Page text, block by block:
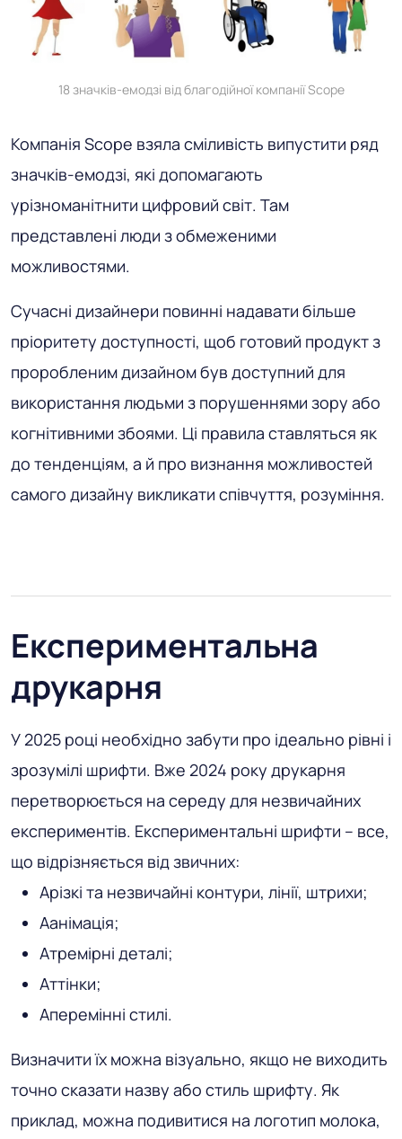
18 значків-емодзі від благодійної компанії Scope
Компанія Scope взяла сміливість випустити ряд
значків-емодзі, які допомагають
урізноманітнити цифровий світ. Там
представлені люди з обмеженими
можливостями.
Сучасні дизайнери повинні надавати більше
пріоритету доступності, щоб готовий продукт з
проробленим дизайном був доступний для
використання людьми з порушеннями зору або
когнітивними збоями. Ці правила ставляться як
до тенденціям, а й про визнання можливостей
самого дизайну викликати співчуття, розуміння.
Експериментальна
друкарня
У 2025 році необхідно забути про ідеально рівні і
зрозумілі шрифти. Вже 2024 року друкарня
перетворюється на середу для незвичайних
експериментів. Експериментальні шрифти – все,
що відрізняється від звичних:
Арізкі та незвичайні контури, лінії, штрихи;
Аанімація;
Атремірні деталі;
Аттінки;
Аперемінні стилі.
Визначити їх можна візуально, якщо не виходить
точно сказати назву або стиль шрифту. Як
приклад, можна подивитися на логотип молока,